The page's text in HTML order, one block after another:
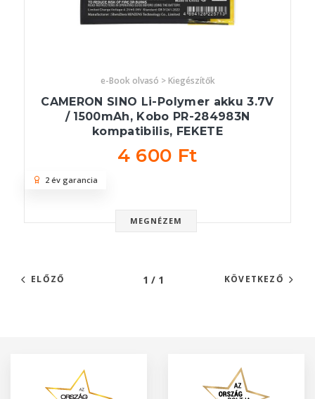
e-Book olvasó > Kiegészítők
CAMERON SINO Li-Polymer akku 3.7V
/ 1500mAh, Kobo PR-284983N
kompatibilis, FEKETE
4 600 Ft
MEGNÉZEM
2 év garancia
ELŐZŐ 1 / 1 KÖVETKEZŐ